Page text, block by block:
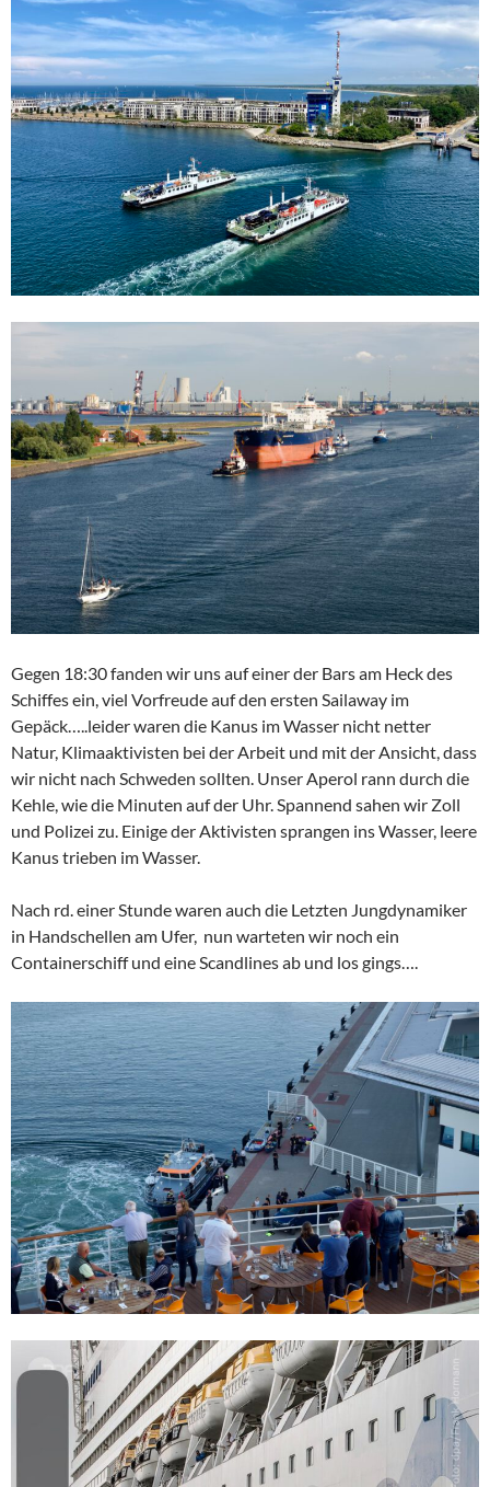
Gegen 18:30 fanden wir uns auf einer der Bars am Heck des
Schiffes ein, viel Vorfreude auf den ersten Sailaway im
Gepäck…..leider waren die Kanus im Wasser nicht netter
Natur, Klimaaktivisten bei der Arbeit und mit der Ansicht, dass
wir nicht nach Schweden sollten. Unser Aperol rann durch die
Kehle, wie die Minuten auf der Uhr. Spannend sahen wir Zoll
und Polizei zu. Einige der Aktivisten sprangen ins Wasser, leere
Kanus trieben im Wasser.
Nach rd. einer Stunde waren auch die Letzten Jungdynamiker
in Handschellen am Ufer, nun warteten wir noch ein
Containerschiff und eine Scandlines ab und los gings….